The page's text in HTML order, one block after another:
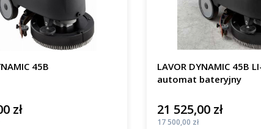
45B
zł
LAVOR DYNAMIC 45B
automat bateryjny
Cena
21 525,00 zł
Cena
17 500,00 zł